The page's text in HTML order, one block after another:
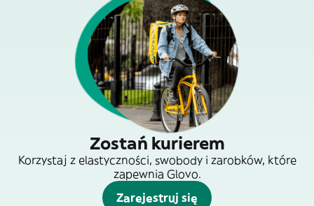
Zostań kurierem
Korzystaj z elastyczności, swobody i zarobków, które
zapewnia Glovo.
Zarejestruj się